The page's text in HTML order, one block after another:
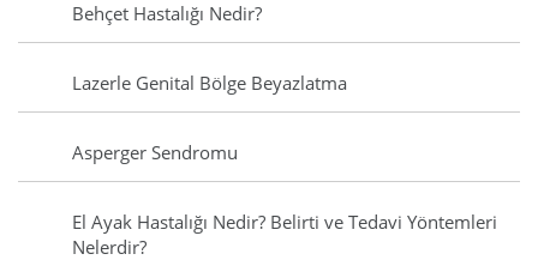
Behçet Hastalığı Nedir?
Lazerle Genital Bölge Beyazlatma
Asperger Sendromu
El Ayak Hastalığı Nedir? Belirti ve Tedavi Yöntemleri
Nelerdir?